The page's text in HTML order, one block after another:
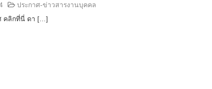
ประกาศ-ข่าวสารงานบุคคล
คลิกที่นี่ ดา […]